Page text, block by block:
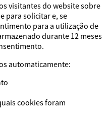
visitantes do website sobre
para solicitar e, se
para a utilização de
durante 12 meses
automaticamente:
cookies foram